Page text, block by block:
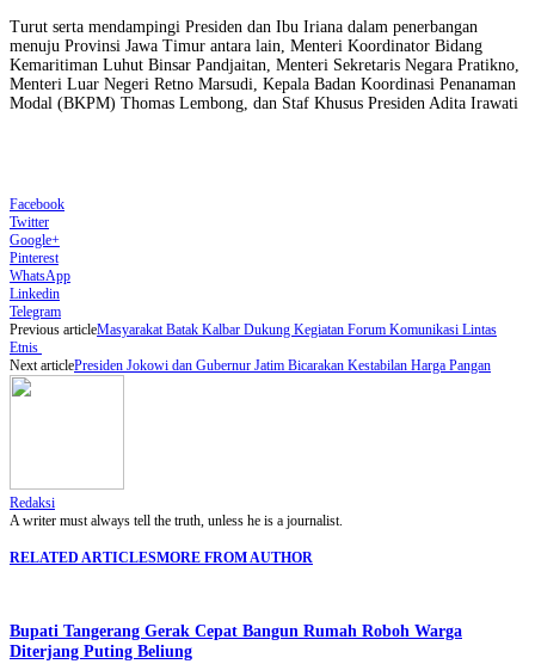
Turut serta mendampingi Presiden dan Ibu Iriana dalam penerbangan
menuju Provinsi Jawa Timur antara lain, Menteri Koordinator Bidang
Kemaritiman Luhut Binsar Pandjaitan, Menteri Sekretaris Negara Pratikno,
Menteri Luar Negeri Retno Marsudi, Kepala Badan Koordinasi Penanaman
Modal (BKPM) Thomas Lembong, dan Staf Khusus Presiden Adita Irawati
Facebook
Twitter
Google+
Pinterest
WhatsApp
Linkedin
Telegram
Previous articleMasyarakat Batak Kalbar Dukung Kegiatan ‎Forum Komunikasi Lintas
Etnis‎ ‎
Next articlePresiden Jokowi dan Gubernur Jatim Bicarakan Kestabilan Harga Pangan
Redaksi
A writer must always tell the truth, unless he is a journalist.
RELATED ARTICLESMORE FROM AUTHOR
Bupati Tangerang Gerak Cepat Bangun Rumah Roboh Warga
Diterjang Puting Beliung